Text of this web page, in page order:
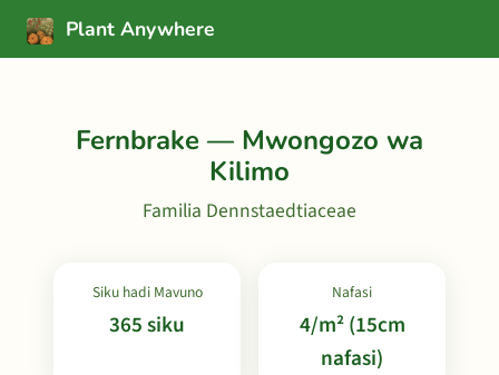
Plant Anywhere
Fernbrake — Mwongozo wa
Kilimo
Familia Dennstaedtiaceae
Siku hadi Mavuno
365 siku
Nafasi
4/m² (15cm
nafasi)